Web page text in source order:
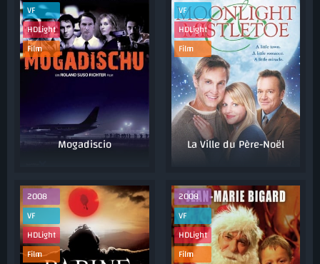
Mogadiscio
VF
HDLight
Film
La Ville du Père-Noël
VF
HDLight
Film
2008
VF
HDLight
Film
2008
VF
HDLight
Film